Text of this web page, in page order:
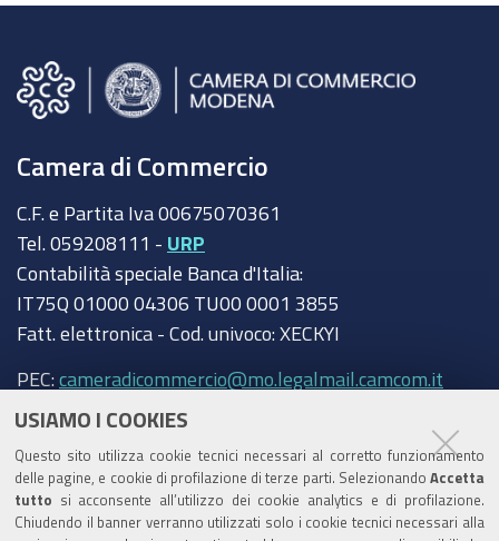
USIAMO I COOKIES
Questo sito utilizza cookie tecnici necessari al corretto funzionamento
delle pagine, e cookie di profilazione di terze parti. Selezionando Accetta
tutto si acconsente all’utilizzo dei cookie analytics e di profilazione.
Chiudendo il banner verranno utilizzati solo i cookie tecnici necessari alla
Camera di Commercio
C.F. e Partita Iva 00675070361
Tel. 059208111 - URP
Contabilità speciale Banca d'Italia:
IT75Q 01000 04306 TU00 0001 3855
Fatt. elettronica - Cod. univoco: XECKYI
PEC: cameradicommercio@mo.legalmail.camcom.it
Trasparenza
Amministrazione trasparente
Albo Camerale